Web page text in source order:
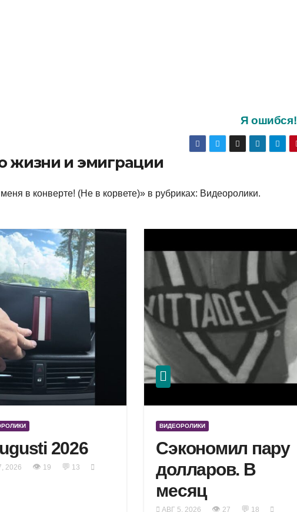
Я ошибся!
жизни и эмиграции
в конверте! (Не в корвете)» в рубриках: Видеоролики.
2026
2026 👁 19 💬 13
ВИДЕОРОЛИКИ
Сэкономил пару
долларов. В
месяц
АВГ 5, 2026 👁 27 💬 18